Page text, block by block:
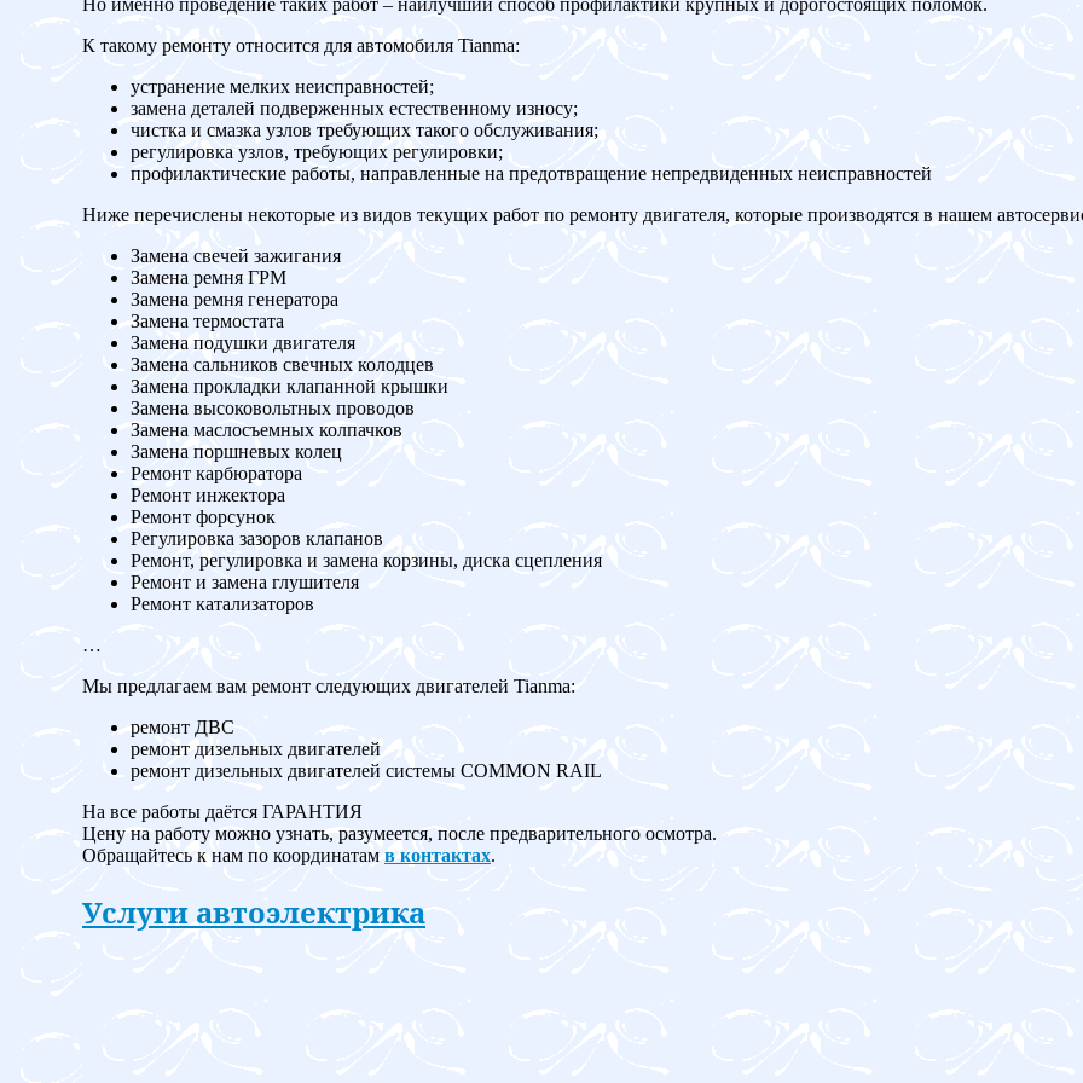
Но именно проведение таких работ – наилучший способ профилактики крупных и дорогостоящих поломок.
К такому ремонту относится для автомобиля Tianma:
устранение мелких неисправностей;
замена деталей подверженных естественному износу;
чистка и смазка узлов требующих такого обслуживания;
регулировка узлов, требующих регулировки;
профилактические работы, направленные на предотвращение непредвиденных неисправностей
Ниже перечислены некоторые из видов текущих работ по ремонту двигателя, которые производятся в нашем
Замена свечей зажигания
Замена ремня ГРМ
Замена ремня генератора
Замена термостата
Замена подушки двигателя
Замена сальников свечных колодцев
Замена прокладки клапанной крышки
Замена высоковольтных проводов
Замена маслосъемных колпачков
Замена поршневых колец
Ремонт карбюратора
Ремонт инжектора
Ремонт форсунок
Регулировка зазоров клапанов
Ремонт, регулировка и замена корзины, диска сцепления
Ремонт и замена глушителя
Ремонт катализаторов
…
Мы предлагаем вам ремонт следующих двигателей Tianma:
ремонт ДВС
ремонт дизельных двигателей
ремонт дизельных двигателей системы COMMON RAIL
На все работы даётся ГАРАНТИЯ
Цену на работу можно узнать, разумеется, после предварительного осмотра.
Обращайтесь к нам по координатам в контактах.
Услуги автоэлектрика